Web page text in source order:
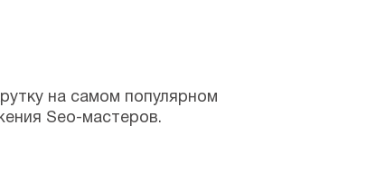
на самом популярном
Seo-мастеров.